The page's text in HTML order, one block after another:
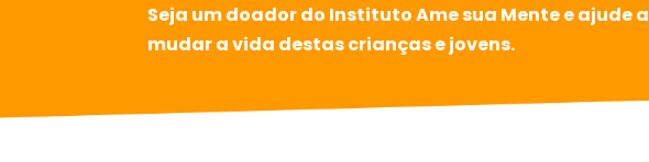
Seja um doador do Instituto Ame sua Mente e ajude a
mudar a vida destas crianças e jovens.